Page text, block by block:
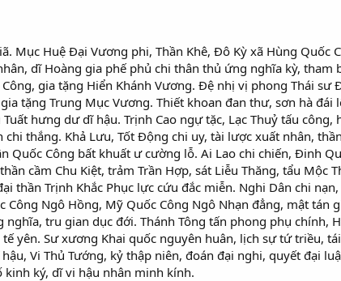
Mục Huệ Đại Vương phi, Thần Khê, Đô Kỳ xã Hùng Quốc
dĩ Hoàng gia phế phủ chi thân thủ ứng nghĩa kỳ, tham
gia tặng Hiển Khánh Vương. Đệ nhị vị phong Thái sư
tặng Trung Mục Vương. Thiết khoan đan thư, sơn hà đái
hưng dư dĩ hậu. Trịnh Cao ngự tặc, Lạc Thuỷ tấu
thắng. Khả Lưu, Tốt Động chi uy, tài lược xuất nhân,
Công bất khuất ư cường lỗ. Ai Lao chi chiến, Đinh
cầm Chu Kiệt, trảm Trần Hợp, sát Liễu Thăng, tẩu Mộc
thần Trịnh Khắc Phục lực cứu đắc miễn. Nghi Dân chi
Công Ngô Hồng, Mỹ Quốc Công Ngô Nhạn đẳng, mật tán
nghĩa, tru gian dục đới. Thánh Tông tấn phong phụ chính,
yên. Sư xương Khai quốc nguyên huân, lịch sự tứ triều,
Vi Thủ Tướng, kỷ thập niên, đoán đại nghi, quyết đại
ký, dĩ vi hậu nhân minh kính.